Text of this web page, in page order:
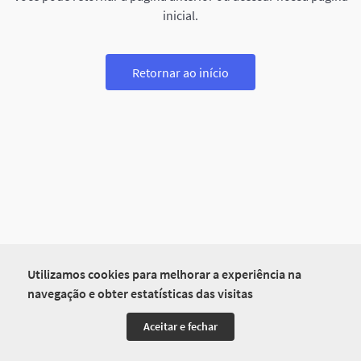
Utilizamos cookies para melhorar a experiência na
navegação e obter estatísticas das visitas
Aceitar e fechar
inicial.
Retornar ao início